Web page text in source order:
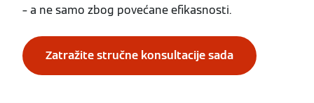
– a ne samo zbog povećane efikasnosti.
Zatražite stručne konsultacije sada